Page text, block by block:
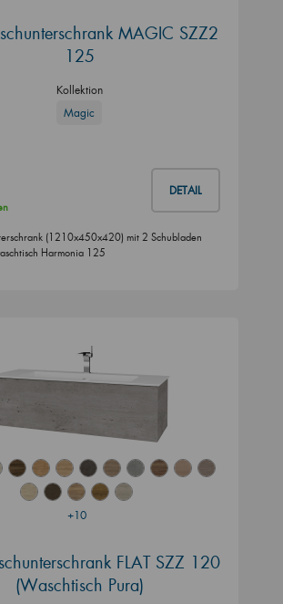
MAGIC SZZ2
125
Kollektion
Magic
DETAIL
(1210x450x420) mit 2 Schubladen
Harmonia 125
+10
FLAT SZZ 120
(Waschtisch Pura)